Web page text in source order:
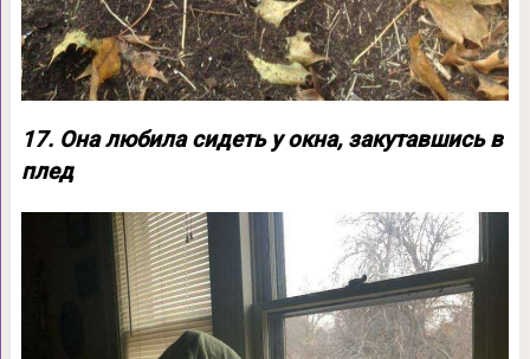
17. Она любила сидеть у окна, закутавшись в
плед